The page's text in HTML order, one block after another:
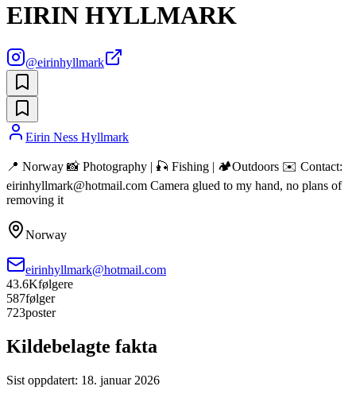
EIRIN HYLLMARK
@eirinhyllmark
Eirin Ness Hyllmark
📍 Norway 📸 Photography | 🎣 Fishing | 🏕️Outdoors ✉️ Contact:
eirinhyllmark@hotmail.com Camera glued to my hand, no plans of
removing it
Norway
eirinhyllmark@hotmail.com
43.6Kfølgere
587følger
723poster
Kildebelagte fakta
Sist oppdatert: 18. januar 2026